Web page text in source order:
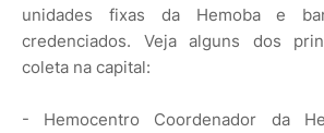
unidades fixas da Hemoba e
credenciados. Veja alguns dos
coleta na capital:
- Hemocentro Coordenador da